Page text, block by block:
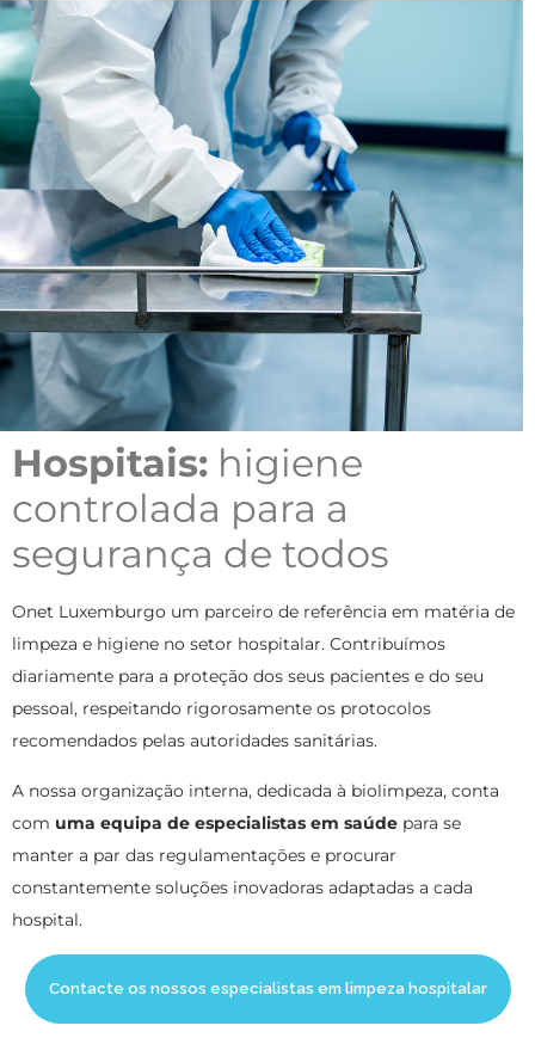
Hospitais: higiene
controlada para a
segurança de todos
Onet Luxemburgo um parceiro de referência em matéria de
limpeza e higiene no setor hospitalar. Contribuímos
diariamente para a proteção dos seus pacientes e do seu
pessoal, respeitando rigorosamente os protocolos
recomendados pelas autoridades sanitárias.
A nossa organização interna, dedicada à biolimpeza, conta
com uma equipa de especialistas em saúde para se
manter a par das regulamentações e procurar
constantemente soluções inovadoras adaptadas a cada
hospital.
Contacte os nossos especialistas em limpeza hospitalar